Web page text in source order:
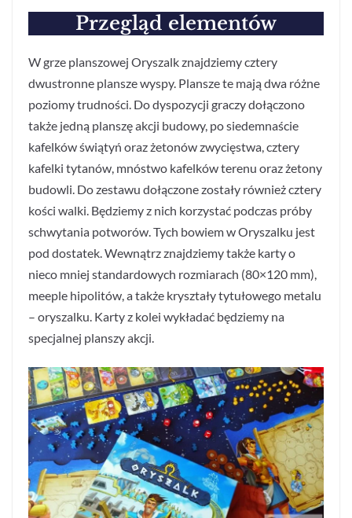
Przegląd elementów
W grze planszowej Oryszalk znajdziemy cztery
dwustronne plansze wyspy. Plansze te mają dwa różne
poziomy trudności. Do dyspozycji graczy dołączono
także jedną planszę akcji budowy, po siedemnaście
kafelków świątyń oraz żetonów zwycięstwa, cztery
kafelki tytanów, mnóstwo kafelków terenu oraz żetony
budowli. Do zestawu dołączone zostały również cztery
kości walki. Będziemy z nich korzystać podczas próby
schwytania potworów. Tych bowiem w Oryszalku jest
pod dostatek. Wewnątrz znajdziemy także karty o
nieco mniej standardowych rozmiarach (80×120 mm),
meeple hipolitów, a także kryształy tytułowego metalu
– oryszalku. Karty z kolei wykładać będziemy na
specjalnej planszy akcji.